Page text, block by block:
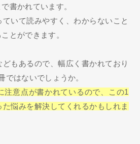
書かれています。
いて読みやすく、わからないこと
とができます。
もあるので、幅広く書かれており
ではないでしょうか。
注意点が書かれているので、この1
悩みを解決してくれるかもしれま